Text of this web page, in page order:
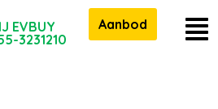
EVBUY
3231210
Aanbod